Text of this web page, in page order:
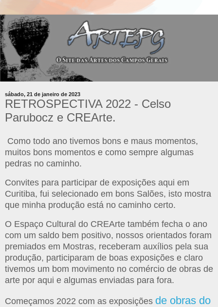
sábado, 21 de janeiro de 2023
RETROSPECTIVA 2022 - Celso
Parubocz e CREArte.
Como todo ano tivemos bons e maus momentos,
muitos bons momentos e como sempre algumas
pedras no caminho.
Convites para participar de exposições aqui em
Curitiba, fui selecionado em bons Salões, isto mostra
que minha produção está no caminho certo.
O Espaço Cultural do CREArte também fecha o ano
com um saldo bem positivo, nossos orientados foram
premiados em Mostras, receberam auxílios pela sua
produção, participaram de boas exposições e claro
tivemos um bom movimento no comércio de obras de
arte por aqui e algumas enviadas para fora.
Começamos 2022 com as exposições de obras do